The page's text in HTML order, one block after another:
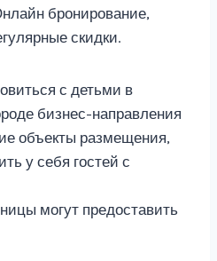
бронирование,
скидки.
с детьми в
бизнес-направления
объекты размещения,
у себя гостей с
могут предоставить